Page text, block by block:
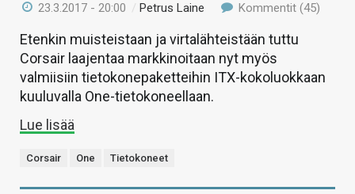
23.3.2017 - 20:00 /Petrus Laine Kommentit (45)
Etenkin muisteistaan ja virtalähteistään tuttu
Corsair laajentaa markkinoitaan nyt myös
valmiisiin tietokonepaketteihin ITX-kokoluokkaan
kuuluvalla One-tietokoneellaan.
Lue lisää
Corsair One Tietokoneet